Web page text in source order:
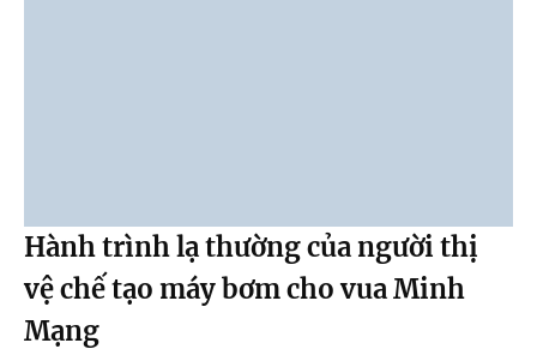
Hành trình lạ thường của người thị
vệ chế tạo máy bơm cho vua Minh
Mạng